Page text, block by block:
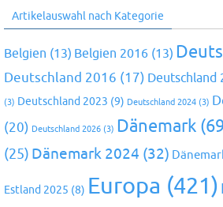
Artikelauswahl nach Kategorie
Belgien (13) Belgien 2016 (13)
Deutschland 2016 (17) Deutschland
(3) Deutschland 2023 (9) Deutschland 2024 (3)
(20) Deutschland 2026 (3) Dänemark
(25) Dänemark 2024 (32)
Estland 2025 (8) Europa (421)